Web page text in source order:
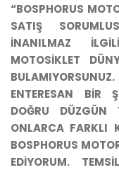
“BOSPHORUS
SATIŞ
İNANILMAZ
MOTOSİKLET
ENTERESAN BİR
DOĞRU DÜZGÜN
ONLARCA FARKLI
BOSPHORUS
EDİYORUM.